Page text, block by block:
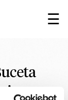
☰
×